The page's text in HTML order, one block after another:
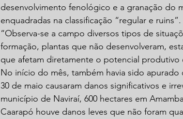
desenvolvimento fenológico e a granação do
enquadradas na classificação “regular e ruins”.
“Observa-se a campo diversos tipos de
formação, plantas que não desenvolveram,
que afetam diretamente o potencial produtivo
No início do mês, também havia sido
30 de maio causaram danos significativos e
município de Naviraí, 600 hectares em
Caarapó houve danos leves que não foram